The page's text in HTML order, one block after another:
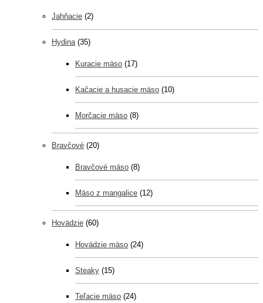
Jahňacie (2)
Hydina (35)
Kuracie mäso (17)
Kačacie a husacie mäso (10)
Morčacie mäso (8)
Bravčové (20)
Bravčové mäso (8)
Mäso z mangalice (12)
Hovädzie (60)
Hovädzie mäso (24)
Steaky (15)
Teľacie mäso (24)